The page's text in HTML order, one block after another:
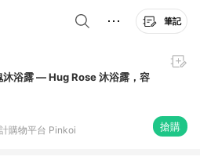
筆記
沐浴露 — Hug Rose 沐浴露，容
購物平台 Pinkoi 搶購